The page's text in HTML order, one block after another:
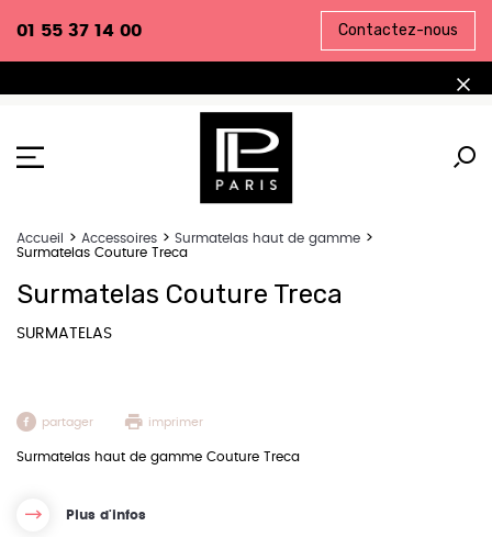
01 55 37 14 00 Contactez-nous
Accueil Accessoires
Surmatelas haut de gamme
Surmatelas Couture Treca
Surmatelas Couture Treca
SURMATELAS
partager imprimer
Surmatelas haut de gamme Couture Treca
Plus d'infos